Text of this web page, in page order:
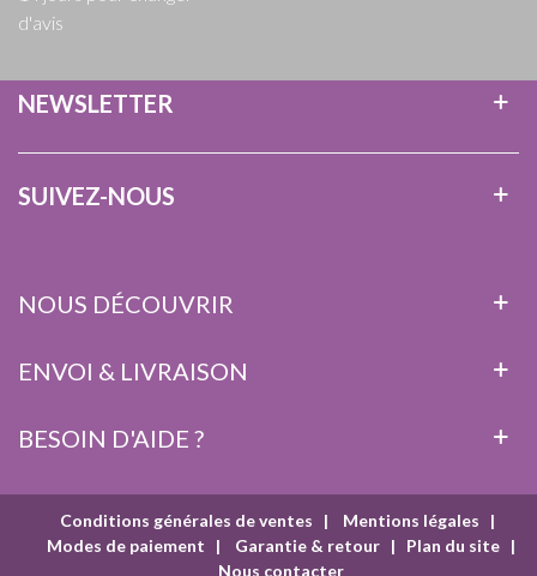
d'avis
NEWSLETTER
SUIVEZ-NOUS
NOUS DÉCOUVRIR
ENVOI & LIVRAISON
BESOIN D'AIDE ?
Conditions générales de ventes | Mentions légales |
Modes de paiement | Garantie & retour | Plan du site |
Nous contacter